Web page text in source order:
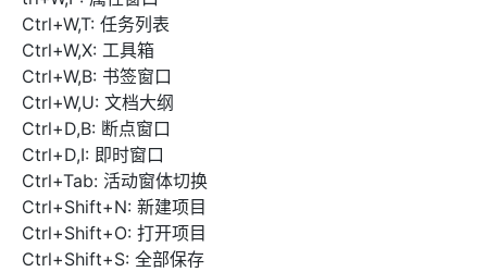
Ctrl+W,T: 任务列表
Ctrl+W,X: 工具箱
Ctrl+W,B: 书签窗口
Ctrl+W,U: 文档大纲
Ctrl+D,B: 断点窗口
Ctrl+D,I: 即时窗口
Ctrl+Tab: 活动窗体切换
Ctrl+Shift+N: 新建项目
Ctrl+Shift+O: 打开项目
Ctrl+Shift+S: 全部保存